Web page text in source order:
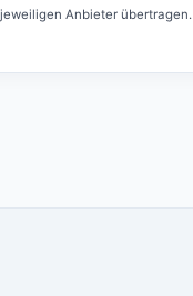
Anbieter übertragen.